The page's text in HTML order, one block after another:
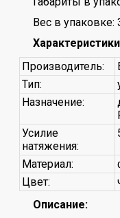
Вес в упаковке:
Производитель:
Тип:
Назначение:
Усилие
натяжения:
Материал:
Цвет:
Описание: